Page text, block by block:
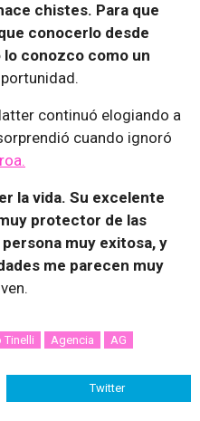
chistes. Para que
conocerlo desde
conozco como un
continuó elogiando a
cuando ignoró
la vida. Su excelente
protector de las
muy exitosa, y
me parecen muy
Tinelli Agencia AG
Twitter